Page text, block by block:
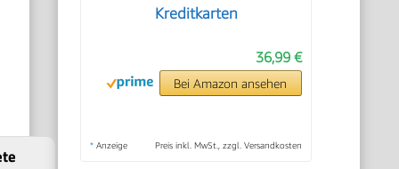
Kreditkarten
36,99 €
Bei Amazon ansehen
* Anzeige Preis inkl. MwSt., zzgl. Versandkosten